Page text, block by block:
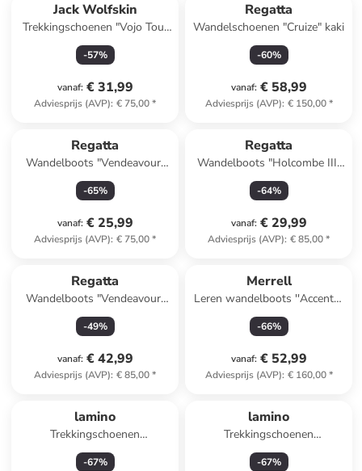
Jack Wolfskin
Trekkingschoenen "Vojo Tour
Texapore" zwart
-57%
vanaf: € 31,99
Adviesprijs (AVP): € 75,00*
Regatta
Wandelschoenen "Cruize" kaki
-60%
vanaf: € 58,99
Adviesprijs (AVP): € 150,00*
Regatta
Wandelboots "Vendeavour"
grijs
-65%
vanaf: € 25,99
Adviesprijs (AVP): € 75,00*
Regatta
Wandelboots "Holcombe III"
donkerblauw/limoengroen
-64%
vanaf: € 29,99
Adviesprijs (AVP): € 85,00*
Regatta
Wandelboots "Vendeavour"
kaki
-49%
vanaf: € 42,99
Adviesprijs (AVP): € 85,00*
Merrell
Leren wandelboots ''Accentor
3'' grijs
-66%
vanaf: € 52,99
Adviesprijs (AVP): € 160,00*
lamino
Trekkingschoenen
blauw/groen
-67%
lamino
Trekkingschoenen
donkerblauw
-67%